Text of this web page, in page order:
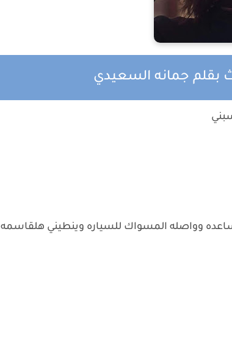
بقلم جمانه السعيدي
وواصله المسواك للسياره وينطيني هلقاسمه